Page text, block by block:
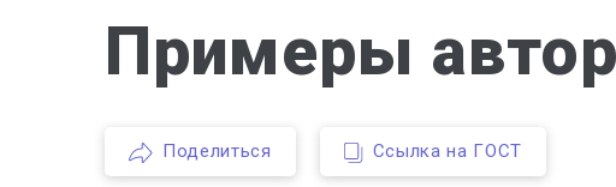
Примеры
Поделиться Ссылка на ГОСТ